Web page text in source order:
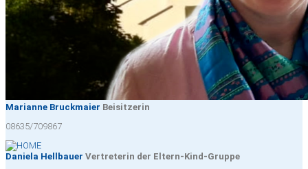
Marianne Bruckmaier Beisitzerin
08635/709867
Daniela Hellbauer Vertreterin der Eltern-Kind-Gruppe